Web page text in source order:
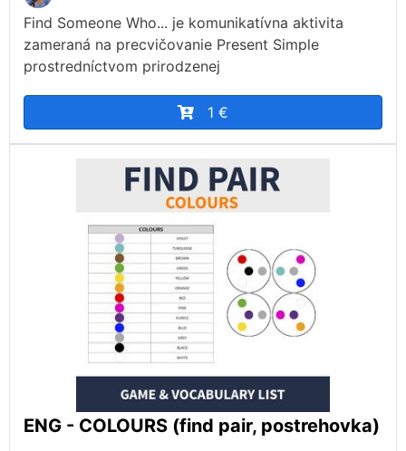
Find Someone Who... je komunikatívna aktivita
zameraná na precvičovanie Present Simple
prostredníctvom prirodzenej
1 €
ENG - COLOURS (find pair, postrehovka)